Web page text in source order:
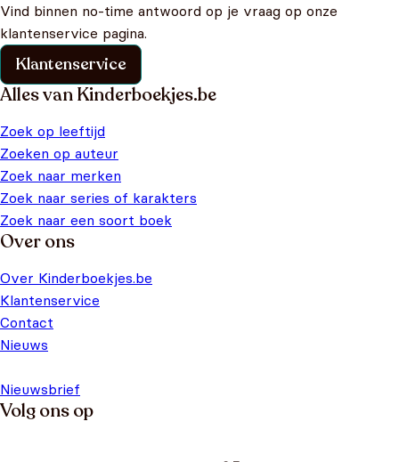
Vind binnen no-time antwoord op je vraag op onze
klantenservice pagina.
Klantenservice
Alles van Kinderboekjes.be
Zoek op leeftijd
Zoeken op auteur
Zoek naar merken
Zoek naar series of karakters
Zoek naar een soort boek
Over ons
Over Kinderboekjes.be
Klantenservice
Contact
Nieuws
Nieuwsbrief
Volg ons op